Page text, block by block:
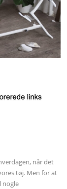
når det
tøj. Men for at
nogle